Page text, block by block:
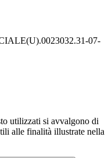
07-
utilizzati si avvalgono di
alle finalità illustrate nella